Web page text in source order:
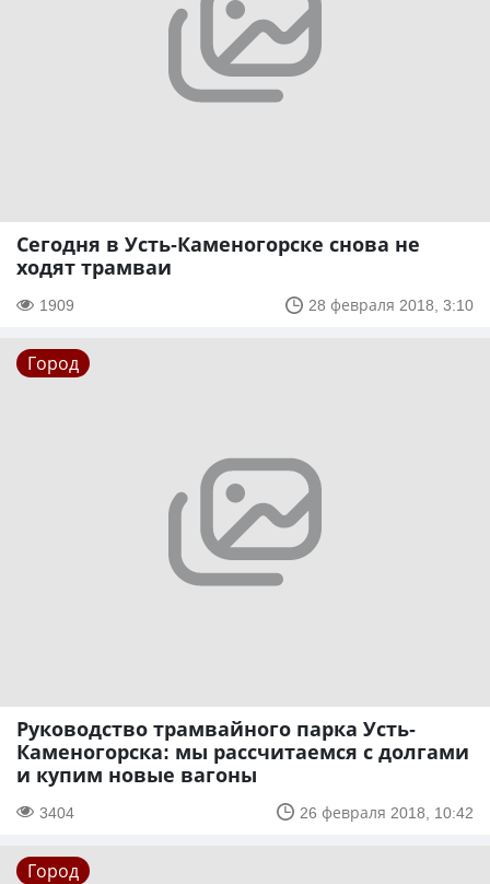
Сегодня в Усть-Каменогорске снова не
ходят трамваи
1909 28 февраля 2018, 3:10
Город
Руководство трамвайного парка Усть-
Каменогорска: мы рассчитаемся с долгами
и купим новые вагоны
3404 26 февраля 2018, 10:42
Город